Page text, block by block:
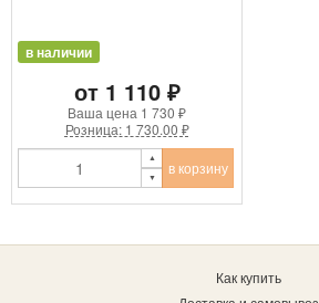
в наличии
от 1 110 ₽
Ваша цена 1 730 ₽
Розница: 1 730.00 ₽
в корзину
Как купить